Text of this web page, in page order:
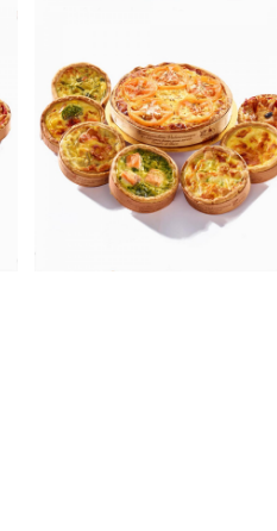
Quiches
individuelles
Traiteur